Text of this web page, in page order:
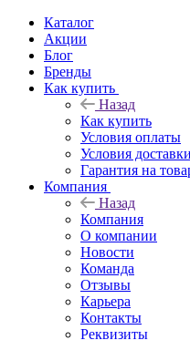
Каталог
Акции
Блог
Бренды
Как купить
Назад
Как купить
Условия оплаты
Условия доставки
Гарантия на
Компания
Назад
Компания
О компании
Новости
Команда
Отзывы
Карьера
Контакты
Реквизиты